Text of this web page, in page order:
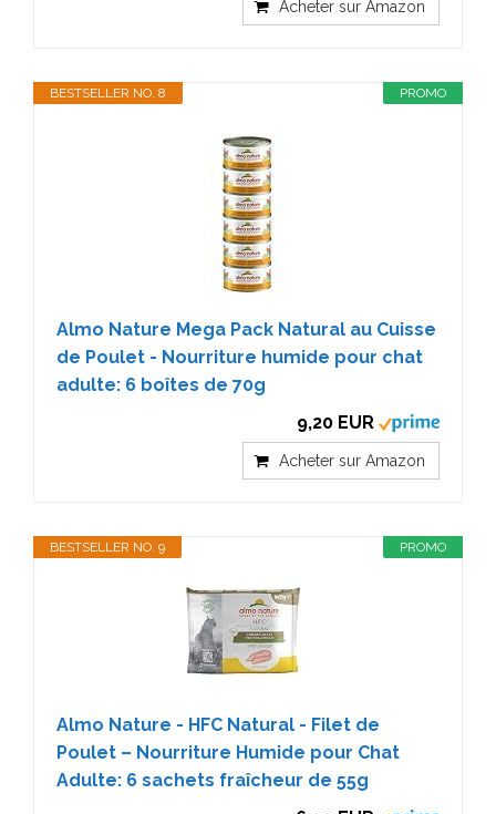
Acheter sur Amazon
PROMO
BESTSELLER NO. 8
Almo Nature Mega Pack Natural au Cuisse
de Poulet - Nourriture humide pour chat
adulte: 6 boîtes de 70g
9,20 EUR
Acheter sur Amazon
PROMO
BESTSELLER NO. 9
Almo Nature - HFC Natural - Filet de
Poulet – Nourriture Humide pour Chat
Adulte: 6 sachets fraîcheur de 55g